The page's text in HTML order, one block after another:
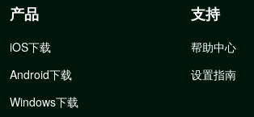
产品
iOS下载
Android下载
Windows下载
支持
帮助中心
设置指南